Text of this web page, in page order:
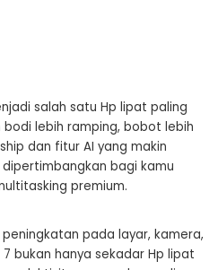
salah satu Hp lipat paling
bodi lebih ramping, bobot lebih
dan fitur AI yang makin
bagi kamu
premium.
pada layar, kamera,
bukan hanya sekadar Hp lipat